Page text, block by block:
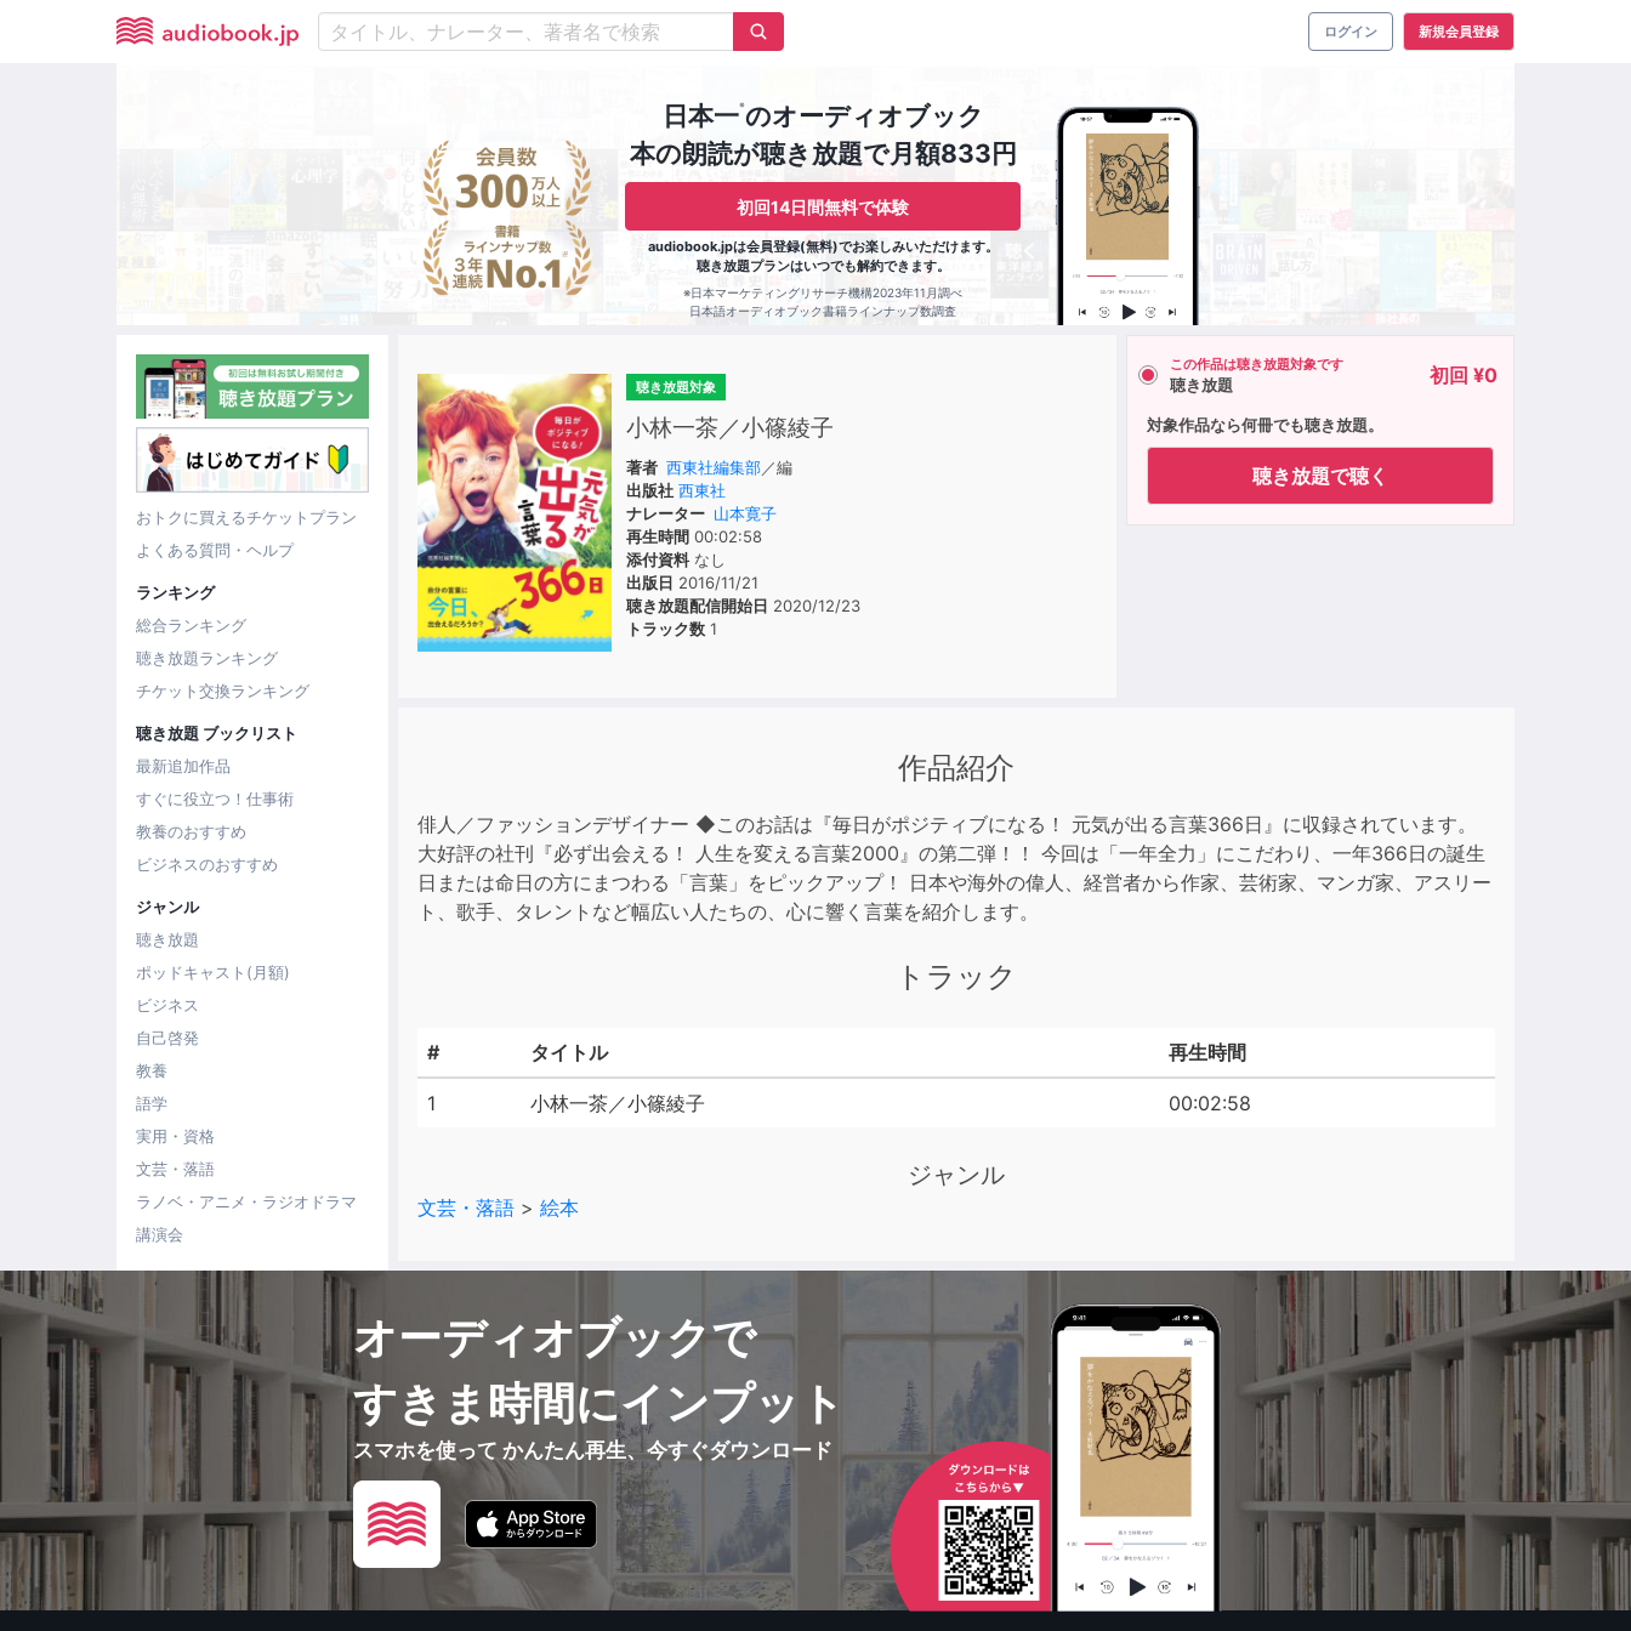
ログイン 新規会員登録
日本一※のオーディオブック
本の朗読が聴き放題で月額833円
初回14日間無料で体験
audiobook.jpは会員登録(無料)でお楽しみいただけます。
聴き放題プランはいつでも解約できます。
※日本マーケティングリサーチ機構2023年11月調べ
日本語オーディオブック書籍ラインナップ数調査
おトクに買えるチケットプラン
よくある質問・ヘルプ
ランキング
総合ランキング
聴き放題ランキング
チケット交換ランキング
聴き放題 ブックリスト
最新追加作品
すぐに役立つ！仕事術
教養のおすすめ
ビジネスのおすすめ
ジャンル
聴き放題
ポッドキャスト(月額)
ビジネス
自己啓発
教養
語学
実用・資格
文芸・落語
ラノベ・アニメ・ラジオドラマ
講演会
聴き放題対象
小林一茶／小篠綾子
著者 西東社編集部／編
出版社 西東社
ナレーター 山本寛子
再生時間 00:02:58
添付資料なし
出版日 2016/11/21
聴き放題配信開始日 2020/12/23
トラック数 1
この作品は聴き放題対象です
聴き放題 初回 ¥0
対象作品なら何冊でも聴き放題。
聴き放題で聴く
作品紹介
俳人／ファッションデザイナー ◆このお話は『毎日がポジティブになる！ 元気が出る言葉366日』に収録されています。
大好評の社刊『必ず出会える！ 人生を変える言葉2000』の第二弾！！ 今回は「一年全力」にこだわり、一年366日の誕生
日または命日の方にまつわる「言葉」をピックアップ！ 日本や海外の偉人、経営者から作家、芸術家、マンガ家、アスリー
ト、歌手、タレントなど幅広い人たちの、心に響く言葉を紹介します。
トラック
# タイトル 再生時間
1 小林一茶／小篠綾子 00:02:58
ジャンル
文芸・落語 > 絵本
オーディオブックで
すきま時間にインプット
スマホを使って かんたん再生、今すぐダウンロード